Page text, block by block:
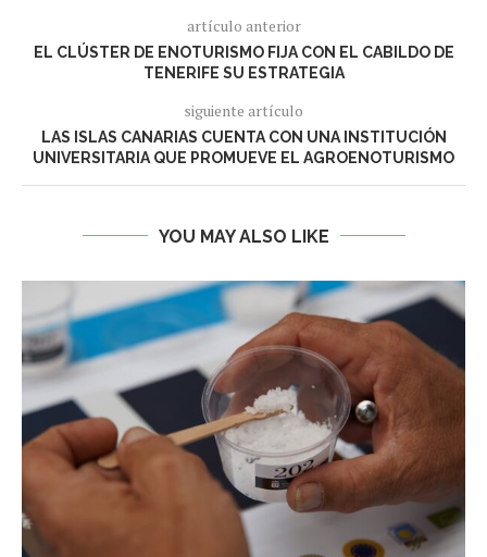
artículo anterior
EL CLÚSTER DE ENOTURISMO FIJA CON EL CABILDO DE
TENERIFE SU ESTRATEGIA
siguiente artículo
LAS ISLAS CANARIAS CUENTA CON UNA INSTITUCIÓN
UNIVERSITARIA QUE PROMUEVE EL AGROENOTURISMO
YOU MAY ALSO LIKE